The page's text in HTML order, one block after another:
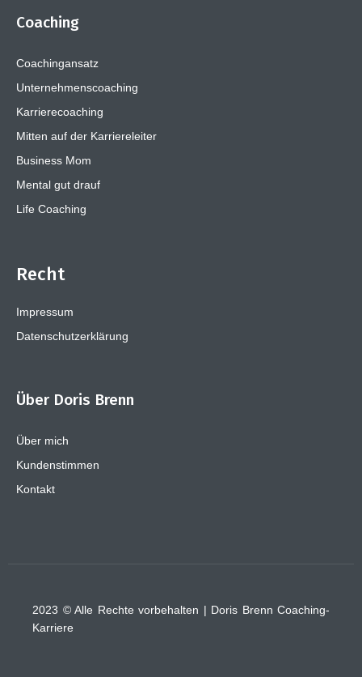
Coaching
Coachingansatz
Unternehmenscoaching
Karrierecoaching
Mitten auf der Karriereleiter
Business Mom
Mental gut drauf
Life Coaching
Recht
Impressum
Datenschutzerklärung
Über Doris Brenn
Über mich
Kundenstimmen
Kontakt
2023 © Alle Rechte vorbehalten | Doris Brenn Coaching-
Karriere